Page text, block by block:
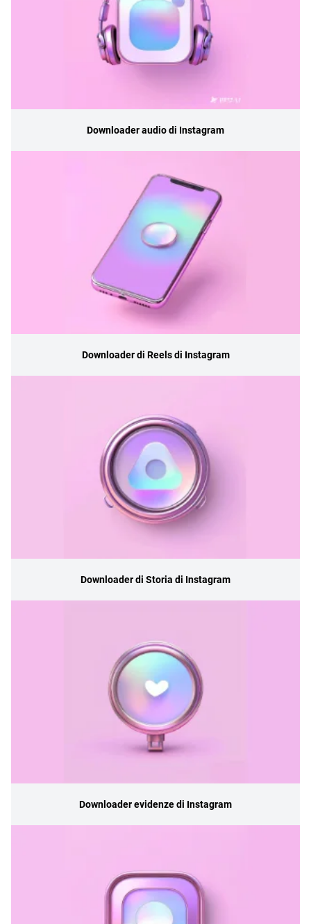
Downloader audio di Instagram
Downloader di Reels di Instagram
Downloader di Storia di Instagram
Downloader evidenze di Instagram